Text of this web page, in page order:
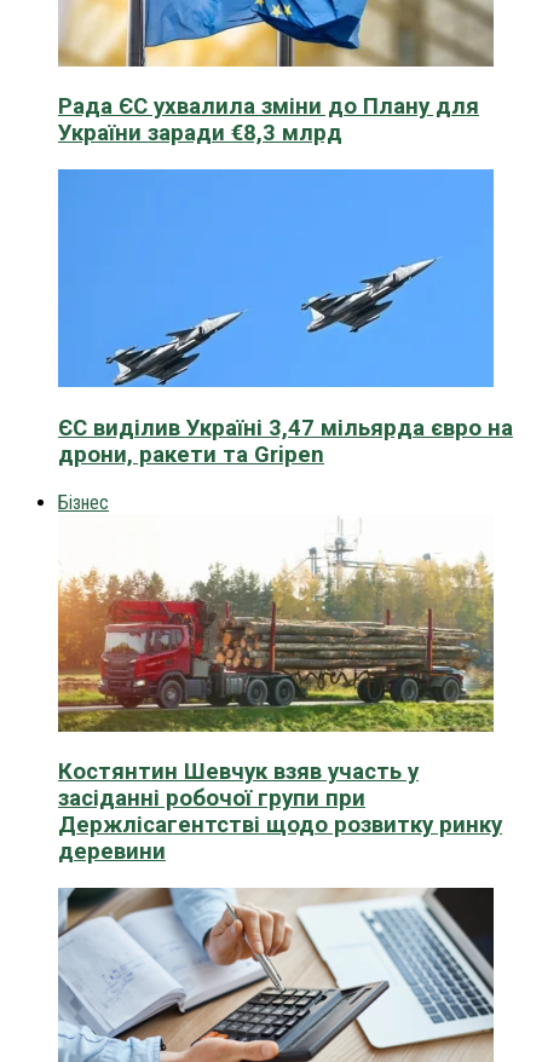
Рада ЄС ухвалила зміни до Плану для
України заради €8,3 млрд
ЄС виділив Україні 3,47 мільярда євро на
дрони, ракети та Gripen
Бізнес
Костянтин Шевчук взяв участь у
засіданні робочої групи при
Держлісагентстві щодо розвитку ринку
деревини